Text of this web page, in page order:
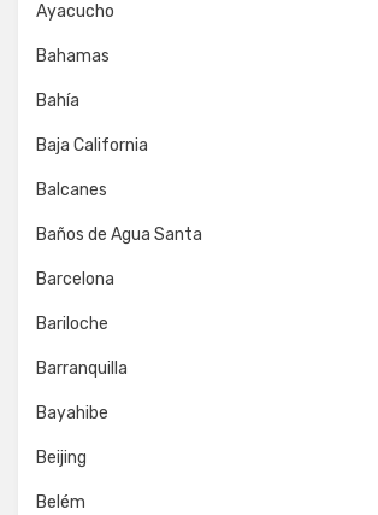
Ayacucho
Bahamas
Bahía
Baja California
Balcanes
Baños de Agua Santa
Barcelona
Bariloche
Barranquilla
Bayahibe
Beijing
Belém